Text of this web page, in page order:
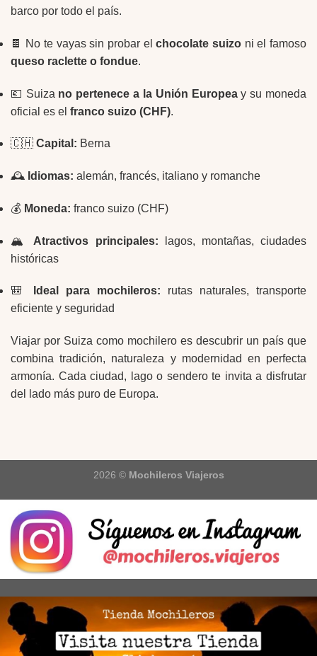
barco por todo el país.
🍫 No te vayas sin probar elchocolate suizo ni el famoso
queso raclette o fondue.
💶 Suiza no pertenece a la Unión Europeay su moneda
oficial es el franco suizo (CHF).
🇨🇭 Capital: Berna
🕰️ Idiomas: alemán, francés, italiano y romanche
💰 Moneda: franco suizo (CHF)
🏔️ Atractivos principales: lagos, montañas, ciudades
históricas
🎒 Ideal para mochileros: rutas naturales, transporte
eficiente y seguridad
Viajar por Suiza como mochilero es descubrir un país que
combina tradición, naturaleza y modernidad en perfecta
armonía. Cada ciudad, lago o sendero te invita a disfrutar
del lado más puro de Europa.
2026 © Mochileros Viajeros